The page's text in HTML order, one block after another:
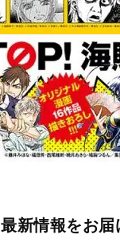
最新情報をお届